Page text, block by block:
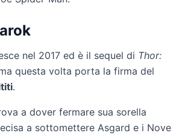
nel 2017 ed è il sequel di Thor:
questa volta porta la firma del
.
a dover fermare sua sorella
a sottomettere Asgard e i Nove